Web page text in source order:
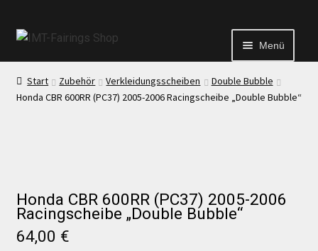
Menü
Start
Start Zubehör Verkleidungsscheiben
Double Bubble
Honda CBR 600RR (PC37) 2005-2006 Racingscheibe „Double Bubble“
Honda CBR 600RR (PC37) 2005-2006
Racingscheibe „Double Bubble“
64,00 €